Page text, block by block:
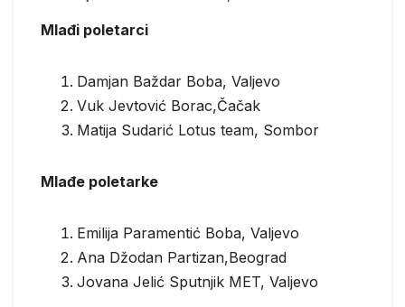
Mlađi poletarci
Damjan Baždar Boba, Valjevo
Vuk Jevtović Borac,Čačak
Matija Sudarić Lotus team, Sombor
Mlađe poletarke
Emilija Paramentić Boba, Valjevo
Ana Džodan Partizan,Beograd
Jovana Jelić Sputnjik MET, Valjevo